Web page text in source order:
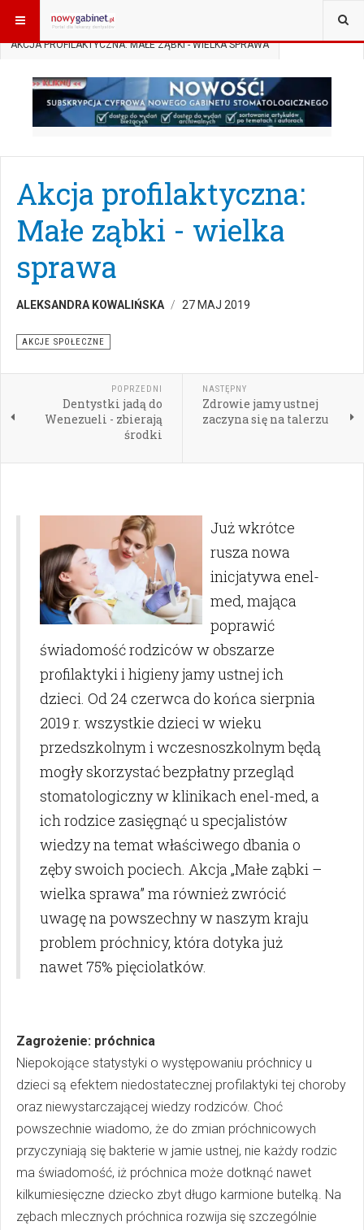
JESTEŚ TUTAJ: START
AKCJA PROFILAKTYCZNA: MAŁE ZĄBKI - WIELKA SPRAWA
Akcja profilaktyczna:
Małe ząbki - wielka
sprawa
ALEKSANDRA KOWALIŃSKA 27 MAJ 2019
AKCJE SPOŁECZNE
POPRZEDNI
Dentystki jadą do
Wenezueli - zbierają
środki
NASTĘPNY
Zdrowie jamy ustnej
zaczyna się na talerzu
Już wkrótce
rusza nowa
inicjatywa enel-
med, mająca
poprawić
świadomość rodziców w obszarze
profilaktyki i higieny jamy ustnej ich
dzieci. Od 24 czerwca do końca sierpnia
2019 r. wszystkie dzieci w wieku
przedszkolnym i wczesnoszkolnym będą
mogły skorzystać bezpłatny przegląd
stomatologiczny w klinikach enel-med, a
ich rodzice zasięgnąć u specjalistów
wiedzy na temat właściwego dbania o
zęby swoich pociech. Akcja „Małe ząbki –
wielka sprawa” ma również zwrócić
uwagę na powszechny w naszym kraju
problem próchnicy, która dotyka już
nawet 75% pięciolatków.
Zagrożenie: próchnica
Niepokojące statystyki o występowaniu próchnicy u
dzieci są efektem niedostatecznej profilaktyki tej choroby
oraz niewystarczającej wiedzy rodziców. Choć
powszechnie wiadomo, że do zmian próchnicowych
przyczyniają się bakterie w jamie ustnej, nie każdy rodzic
ma świadomość, iż próchnica może dotknąć nawet
kilkumiesięczne dziecko zbyt długo karmione butelką. Na
zębach mlecznych próchnica rozwija się szczególnie